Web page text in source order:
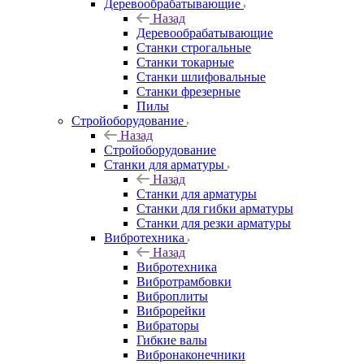
Деревообрабатывающие
Назад
Деревообрабатывающие
Станки строгальные
Станки токарные
Станки шлифовальные
Станки фрезерные
Пилы
Стройоборудование
Назад
Стройоборудование
Станки для арматуры
Назад
Станки для арматуры
Станки для гибки арматуры
Станки для резки арматуры
Вибротехника
Назад
Вибротехника
Вибротрамбовки
Виброплиты
Виброрейки
Вибраторы
Гибкие валы
Вибронаконечники